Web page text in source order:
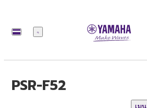
เมนู
PSR-F52
เมนู